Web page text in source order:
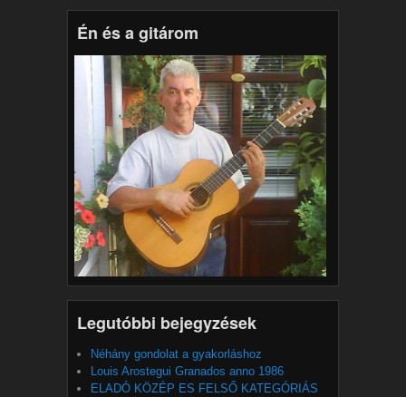
Én és a gitárom
Legutóbbi bejegyzések
Néhány gondolat a gyakorláshoz
Louis Arostegui Granados anno 1986
ELADÓ KÖZÉP ES FELSŐ KATEGÓRIÁS